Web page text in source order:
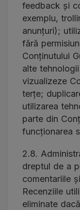
feedback și
exemplu,
anunțuri);
fără
Conținutului
alte
vizualizeze
terțe;
utilizarea
parte din
funcționarea
2.8.
dreptul de a
comentariile
Recenziile
eliminate